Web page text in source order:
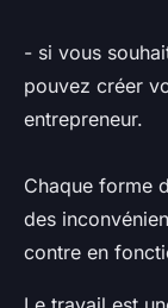
- si vous
pouvez créer
entrepreneur.
Chaque forme
des
contre en